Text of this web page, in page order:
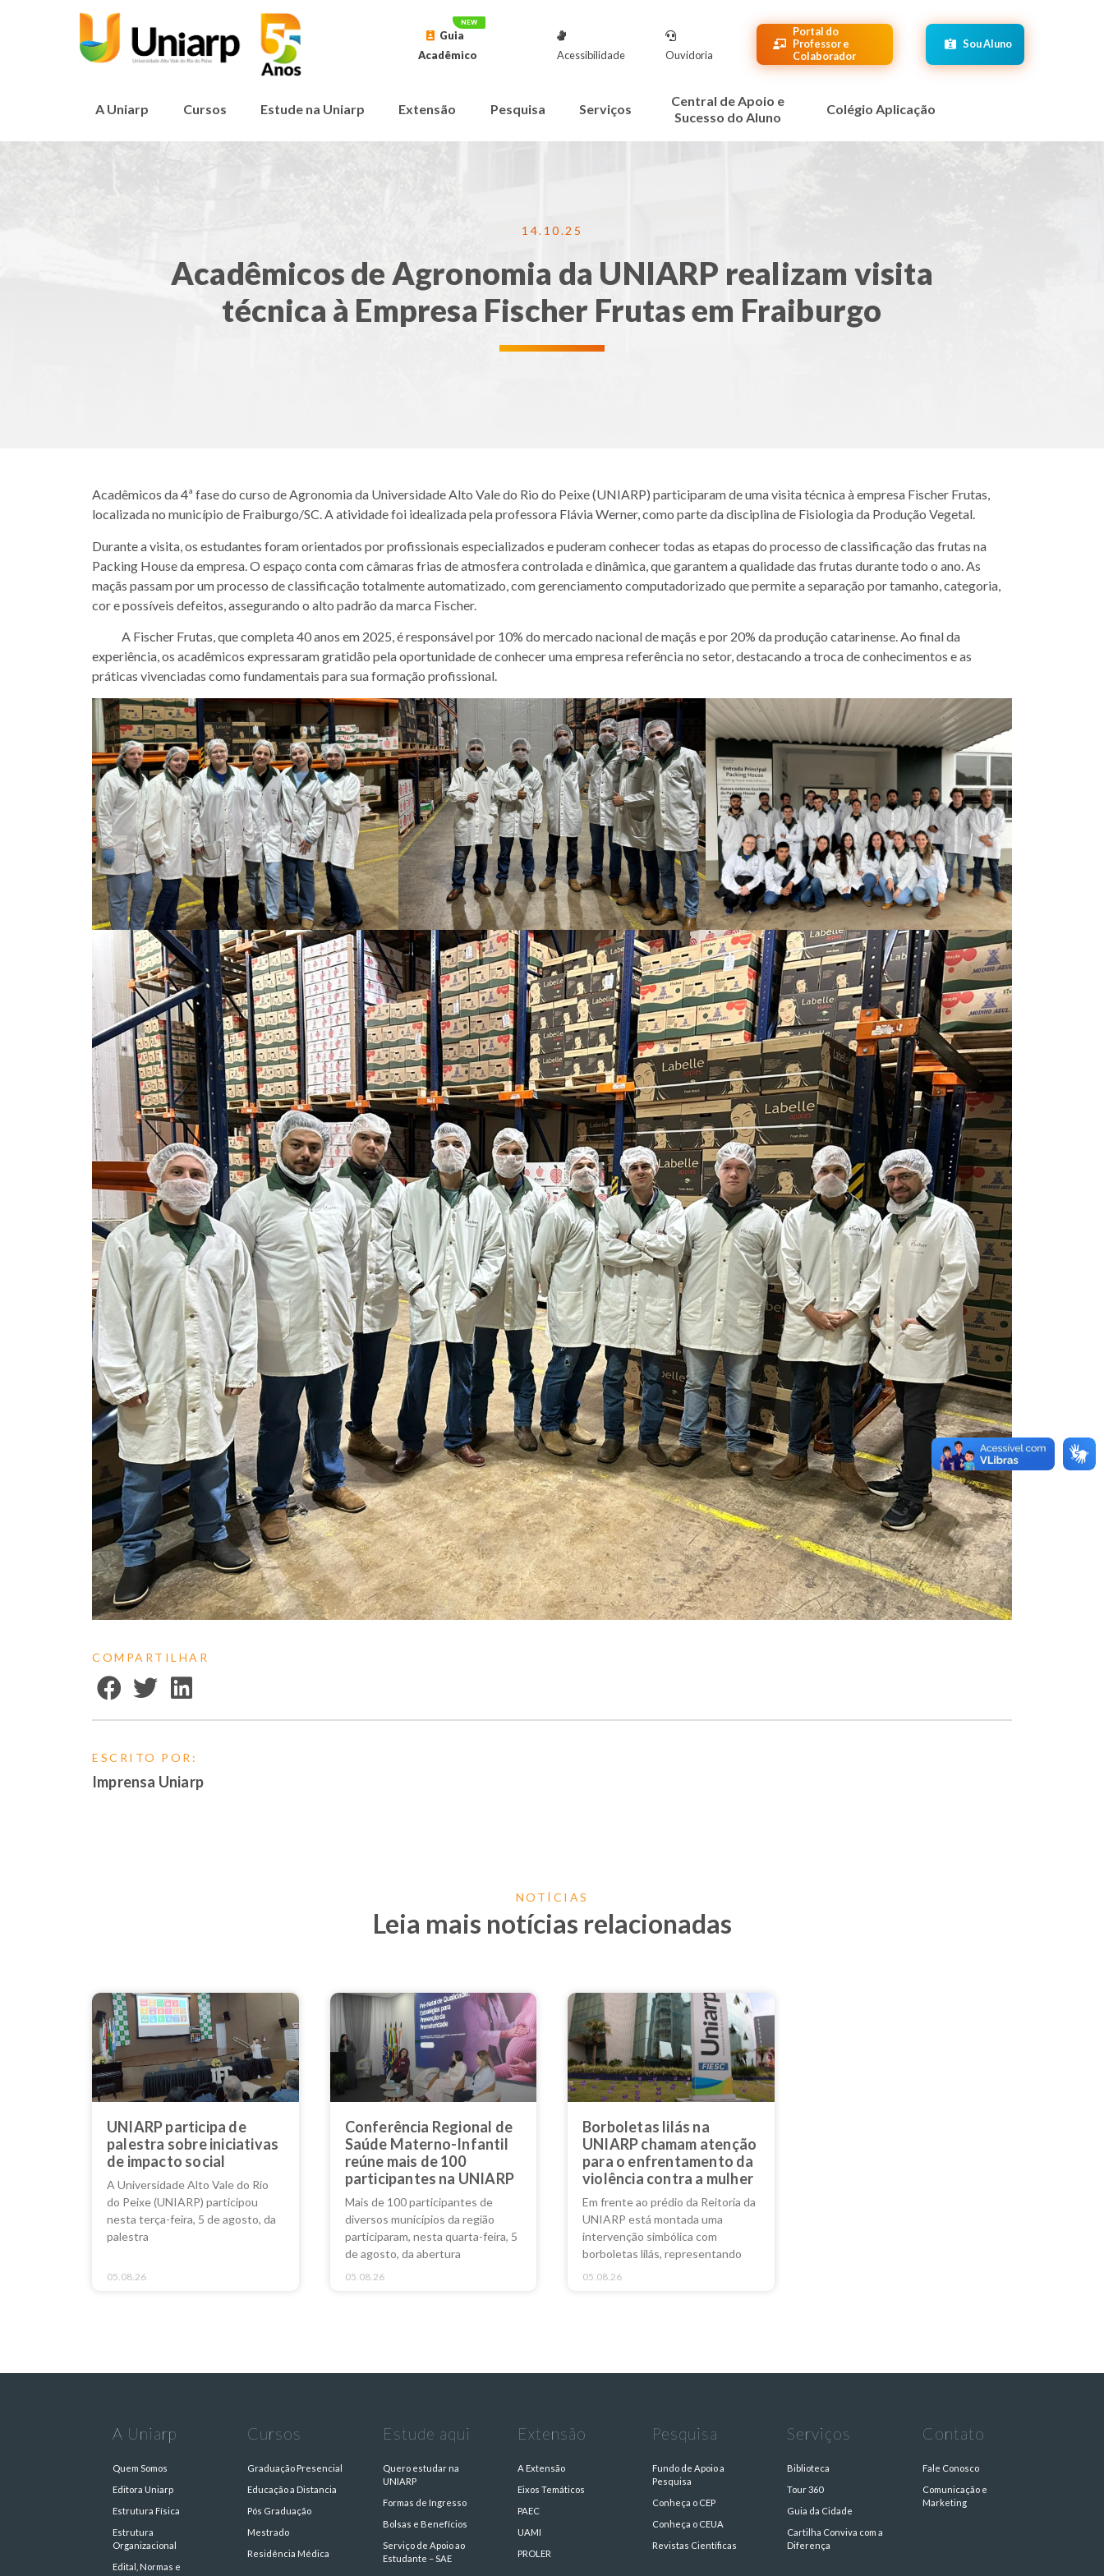
Guia
Acadêmico
Acessibilidade Ouvidoria
Portal do
Professor e
Colaborador
Sou Aluno
A Uniarp Cursos Estude na Uniarp Extensão Pesquisa Serviços
Central de Apoio e
Sucesso do Aluno
Colégio Aplicação
14.10.25
Acadêmicos de Agronomia da UNIARP realizam visita
técnica à Empresa Fischer Frutas em Fraiburgo
Acadêmicos da 4ª fase do curso de Agronomia da Universidade Alto Vale do Rio do Peixe (UNIARP) participaram de uma visita técnica à empresa Fischer Frutas,
localizada no município de Fraiburgo/SC. A atividade foi idealizada pela professora Flávia Werner, como parte da disciplina de Fisiologia da Produção Vegetal.
Durante a visita, os estudantes foram orientados por profissionais especializados e puderam conhecer todas as etapas do processo de classificação das frutas na
Packing House da empresa. O espaço conta com câmaras frias de atmosfera controlada e dinâmica, que garantem a qualidade das frutas durante todo o ano. As
maçãs passam por um processo de classificação totalmente automatizado, com gerenciamento computadorizado que permite a separação por tamanho, categoria,
cor e possíveis defeitos, assegurando o alto padrão da marca Fischer.
A Fischer Frutas, que completa 40 anos em 2025, é responsável por 10% do mercado nacional de maçãs e por 20% da produção catarinense. Ao final da
experiência, os acadêmicos expressaram gratidão pela oportunidade de conhecer uma empresa referência no setor, destacando a troca de conhecimentos e as
práticas vivenciadas como fundamentais para sua formação profissional.
COMPARTILHAR
ESCRITO POR:
Imprensa Uniarp
NOTÍCIAS
Leia mais notícias relacionadas
UNIARP participa de
palestra sobre iniciativas
de impacto social
A Universidade Alto Vale do Rio
do Peixe (UNIARP) participou
nesta terça-feira, 5 de agosto, da
palestra
05.08.26
Conferência Regional de
Saúde Materno-Infantil
reúne mais de 100
participantes na UNIARP
Mais de 100 participantes de
diversos municípios da região
participaram, nesta quarta-feira, 5
de agosto, da abertura
05.08.26
Borboletas lilás na
UNIARP chamam atenção
para o enfrentamento da
violência contra a mulher
Em frente ao prédio da Reitoria da
UNIARP está montada uma
intervenção simbólica com
borboletas lilás, representando
05.08.26
A Uniarp
Quem Somos
Editora Uniarp
Estrutura Física
Estrutura
Organizacional
Edital, Normas e
Cursos
Graduação Presencial
Educação a Distancia
Pós Graduação
Mestrado
Residência Médica
Estude aqui
Quero estudar na
UNIARP
Formas de Ingresso
Bolsas e Benefícios
Serviço de Apoio ao
Estudante – SAE
Extensão
A Extensão
Eixos Temáticos
PAEC
UAMI
PROLER
Pesquisa
Fundo de Apoio a
Pesquisa
Conheça o CEP
Conheça o CEUA
Revistas Científicas
Serviços
Biblioteca
Tour 360
Guia da Cidade
Cartilha Conviva com a
Diferença
Contato
Fale Conosco
Comunicação e
Marketing